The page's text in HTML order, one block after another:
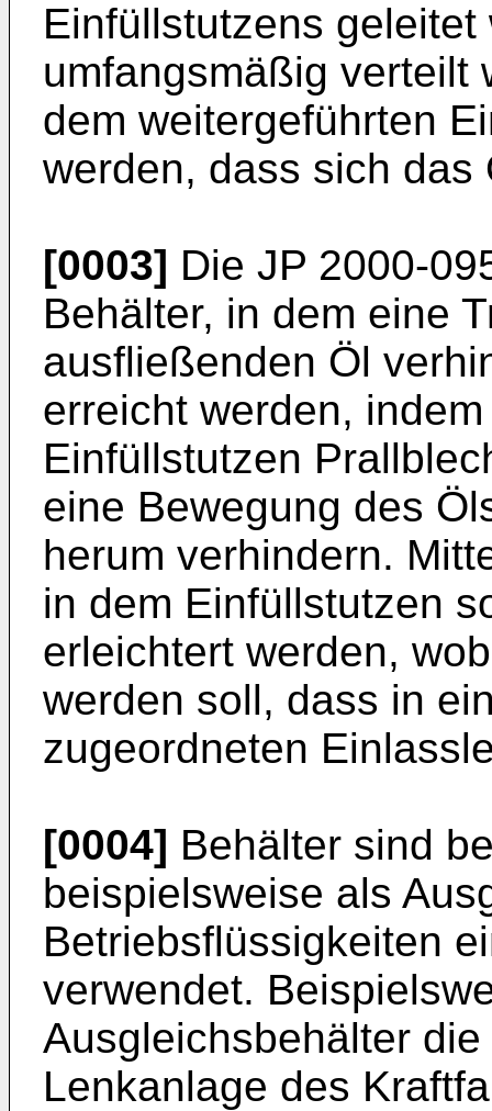
Einfüllstutzens
umfangsmäßig verteilt
dem weitergeführten
werden, dass sich das
[0003] Die JP 2000-
Behälter, in dem eine
ausfließenden Öl
erreicht werden,
Einfüllstutzen
eine Bewegung des
herum verhindern.
in dem Einfüllstutzen
erleichtert werden,
werden soll, dass in
zugeordneten
[0004] Behälter sind
beispielsweise als
Betriebsflüssigkeiten
verwendet.
Ausgleichsbehälter
Lenkanlage des